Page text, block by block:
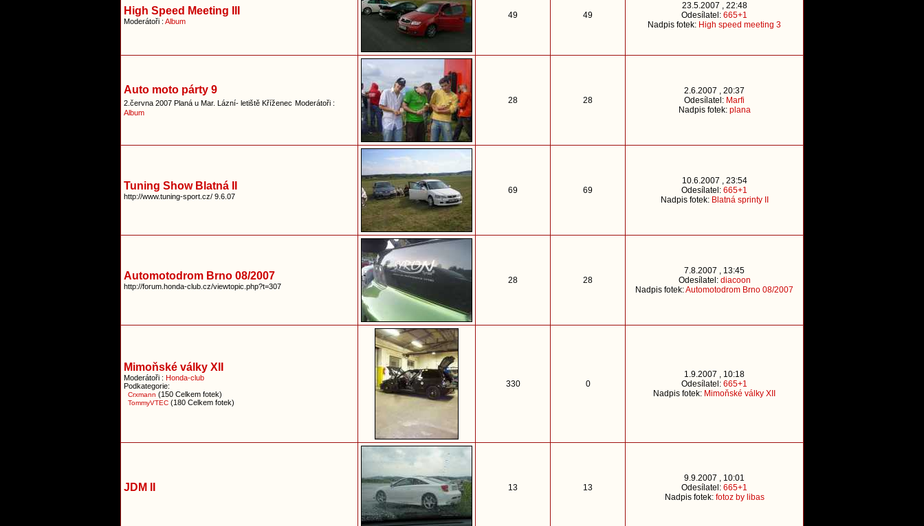
High Speed Meeting III
Moderátoři : Album
49 49
23.5.2007 , 22:48
Odesílatel: 665+1
Nadpis fotek: High speed meeting 3
Auto moto párty 9
2.června 2007 Planá u Mar. Lázní- letiště Kříženec Moderátoři :
Album
28 28
2.6.2007 , 20:37
Odesílatel: Marfi
Nadpis fotek: plana
Tuning Show Blatná II
http://www.tuning-sport.cz/ 9.6.07
69 69
10.6.2007 , 23:54
Odesílatel: 665+1
Nadpis fotek: Blatná sprinty II
Automotodrom Brno 08/2007
http://forum.honda-club.cz/viewtopic.php?t=307
28 28
7.8.2007 , 13:45
Odesílatel: diacoon
Nadpis fotek:Automotodrom Brno 08/2007
Mimoňské války XII
Moderátoři : Honda-club
Podkategorie:
Crxmann (150 Celkem fotek)
TommyVTEC (180 Celkem fotek)
330 0
1.9.2007 , 10:18
Odesílatel: 665+1
Nadpis fotek: Mimoňské války XII
JDM II 13 13
9.9.2007 , 10:01
Odesílatel: 665+1
Nadpis fotek: fotoz by libas